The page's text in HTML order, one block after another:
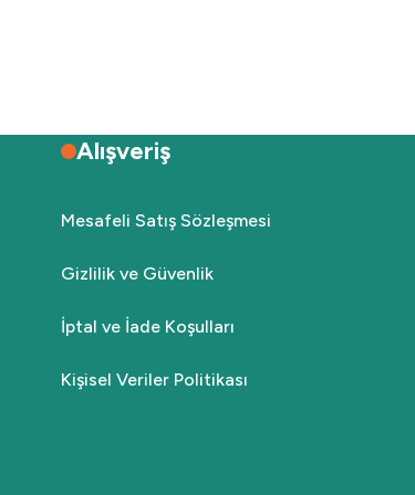
Alışveriş
Mesafeli Satış Sözleşmesi
Gizlilik ve Güvenlik
İptal ve İade Koşulları
Kişisel Veriler Politikası